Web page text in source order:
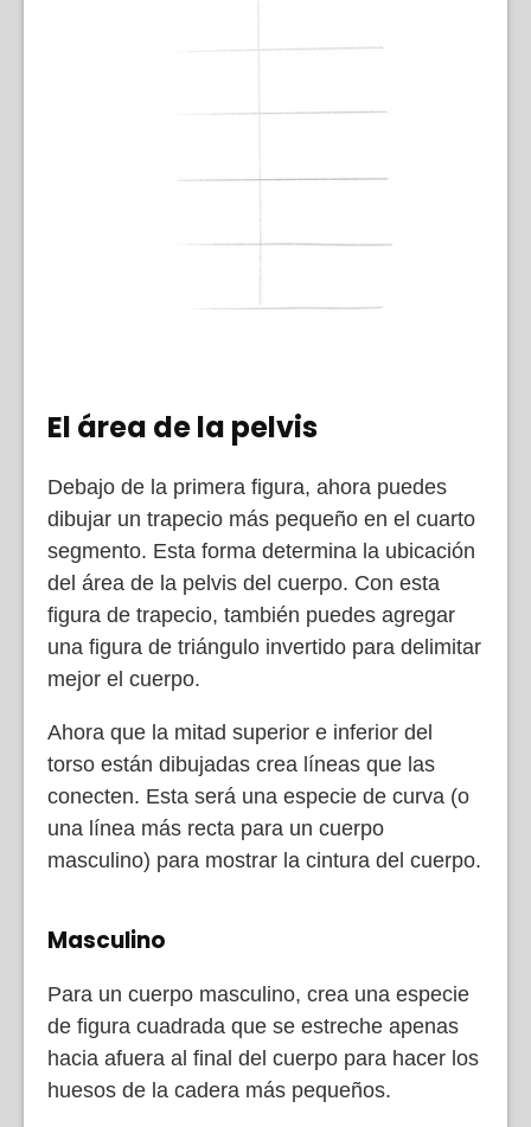
El área de la pelvis
Debajo de la primera figura, ahora puedes
dibujar un trapecio más pequeño en el cuarto
segmento. Esta forma determina la ubicación
del área de la pelvis del cuerpo. Con esta
figura de trapecio, también puedes agregar
una figura de triángulo invertido para delimitar
mejor el cuerpo.
Ahora que la mitad superior e inferior del
torso están dibujadas crea líneas que las
conecten. Esta será una especie de curva (o
una línea más recta para un cuerpo
masculino) para mostrar la cintura del cuerpo.
Masculino
Para un cuerpo masculino, crea una especie
de figura cuadrada que se estreche apenas
hacia afuera al final del cuerpo para hacer los
huesos de la cadera más pequeños.